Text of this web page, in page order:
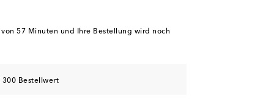
57 Minuten und Ihre Bestellung wird noch
300 Bestellwert